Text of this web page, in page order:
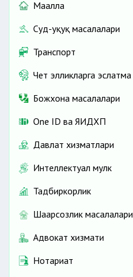
Маҳалла
Суд-ҳуқуқ масалалари
Транспорт
Чет элликларга эслатма
Божхона масалалари
One ID ва ЯИДХП
Давлат хизматлари
Интеллектуал мулк
Тадбиркорлик
Шаҳарсозлик масалалари
Адвокат хизмати
Нотариат